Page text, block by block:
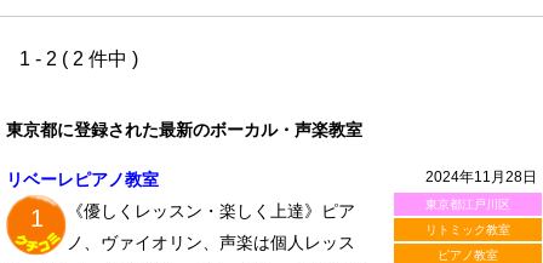
1 - 2 ( 2 件中 )
東京都に登録された最新のボーカル・声楽教室
2024年11月28日
東京都江戸川区
リトミック教室
ピアノ教室
リベーレピアノ教室
1
《優しくレッスン・楽しく上達》ピア
ノ、ヴァイオリン、声楽は個人レッス